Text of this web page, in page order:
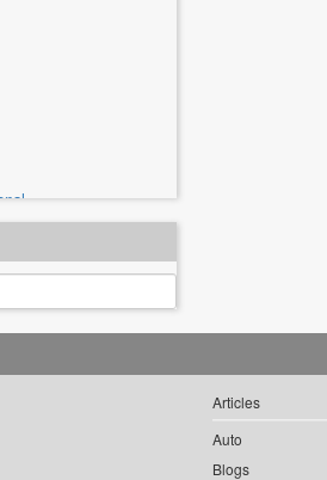
News
Articles
Auto
Blogs